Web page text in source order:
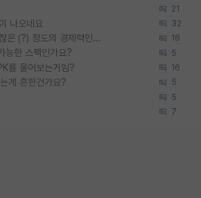
21
나오네요 32
박사진학하기에 2억은 괜찮은 (?) 정도의 경제력인가요 16
능한 스펙인가요? 5
를 물어보는거임? 16
게 흔한건가요? 5
5
7